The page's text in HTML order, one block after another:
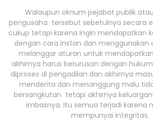
Walaupun oknum pejabat publik
pengusaha tersebut sebetulnya secara
cukup tetapi karena ingin mendapatkan
dengan cara instan dan menggunakan
melanggar aturan untuk
akhirnya harus berurusan dengan
diproses di pengadilan dan akhirnya
menderita dan menanggung malu
bersangkutan tetapi akhirnya
imbasnya. Itu semua terjadi karena
mempunyai integritas.